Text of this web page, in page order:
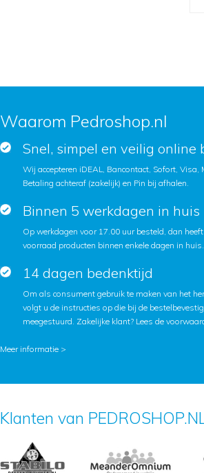
Waarom Pedroshop.nl
Snel, simpel en veilig online
Wij accepteren iDEAL, Bancontact, Sofort, Visa,
Betaling achteraf (zakelijk) en Pin bij afhalen.
Binnen 5 werkdagen in huis
Op werkdagen voor 17.00 uur besteld, dan
voorraad producten binnen enkele dagen in huis.
14 dagen bedenktijd
Om als consument gebruik te maken van het
volgt u de instructies op die bij de
meegestuurd. Zakelijke klant? Lees de
Meer informatie >
Klanten van